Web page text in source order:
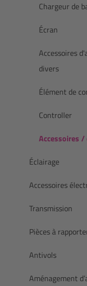
Chargeur de
Écran
Accessoires
divers
Élément de
Controller
Accessoires /
Éclairage
Accessoires
Transmission
Pièces à
Antivols
Aménagement